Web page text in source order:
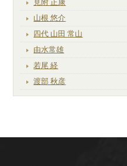
見附 正康
山根 悠介
四代 山田 常山
由水常雄
若尾 経
渡部 秋彦